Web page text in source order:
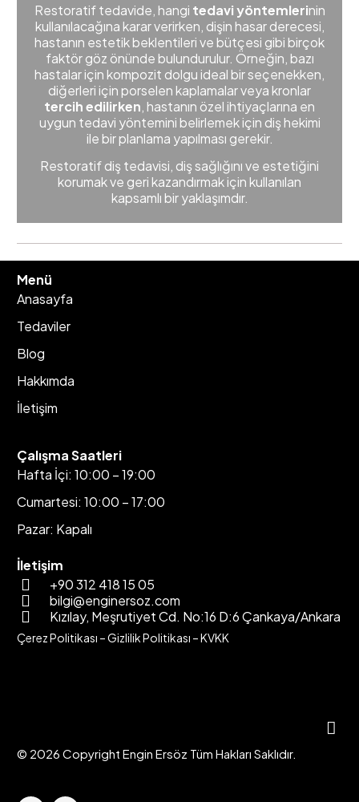
Restoratif tedavide, hangi tedavi yöntemlerinin
kullanılacağına karar verirken, dişin hasar derecesi,
hastanın estetik beklentileri ve bütçesi gibi birçok
faktör göz önünde bulundurulur. Örneğin, bazı
hastalar için kompozit dolgu ideal bir seçenekken,
diğerleri için porselen kaplamalar veya kronlar
tercih edilirken, hastanın özel ihtiyaçlarına en
uygun tedavi yöntemini belirlemek için diş hekimi
ile bir planlama yapılması gerekir.
Restoratif diş tedavisi, diş sağlığını ve estetiğini
korumak ve geri kazandırmak için kullanılan
kapsamlı bir yaklaşımdır.
Menü
Anasayfa
Tedaviler
Blog
Hakkımda
İletişim
Çalışma Saatleri
Hafta İçi: 10:00 – 19:00
Cumartesi: 10:00 – 17:00
Pazar: Kapalı
İletişim
+90 312 418 15 05
bilgi@enginersoz.com
Kızılay, Meşrutiyet Cd. No:16 D:6 Çankaya/Ankara
Çerez Politikası –Gizlilik Politikası –KVKK
© 2026 Copyright Engin Ersöz Tüm Hakları Saklıdır.